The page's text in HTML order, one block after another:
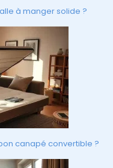
à manger solide ?
canapé convertible ?